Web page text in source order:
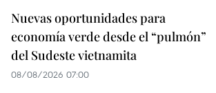
Nuevas oportunidades para
economía verde desde el “pulmón”
del Sudeste vietnamita
08/08/2026 07:00